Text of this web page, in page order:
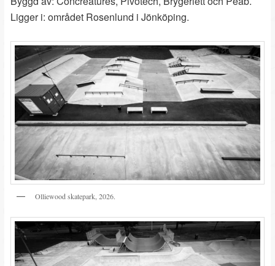
Ligger i: området Rosenlund i Jönköping.
Olliewood skatepark, 2026.